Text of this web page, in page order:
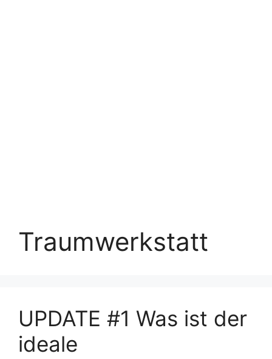
Traumwerkstatt
UPDATE #1 Was ist der
ideale